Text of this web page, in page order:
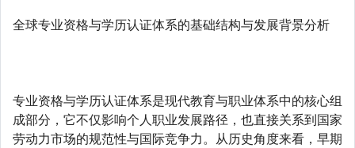
全球专业资格与学历认证体系的基础结构与发展背景分析
专业资格与学历认证体系是现代教育与职业体系中的核心组
成部分，它不仅影响个人职业发展路径，也直接关系到国家
劳动力市场的规范性与国际竞争力。从历史角度来看，早期